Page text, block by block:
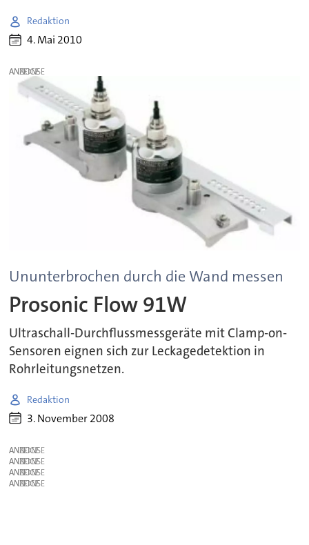
Redaktion
4. Mai 2010
ANZEIGE
Ununterbrochen durch die Wand messen
Prosonic Flow 91W
Ultraschall-Durchflussmessgeräte mit Clamp-on-
Sensoren eignen sich zur Leckagedetektion in
Rohrleitungsnetzen.
Redaktion
3. November 2008
ANZEIGE
ANZEIGE
ANZEIGE
ANZEIGE